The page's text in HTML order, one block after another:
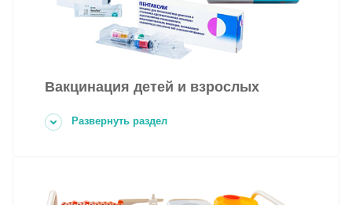
Вакцинация детей и взрослых
Развернуть раздел